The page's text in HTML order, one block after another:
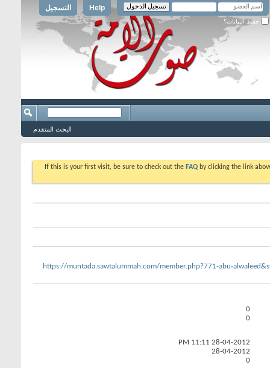
التسجيل Help
حفظ البيانات؟
البحث المتقدم
If this is your first visit, be sure to check out the FAQ by clicking the link
https://muntada.sawtalummah.com/member.php?771-abu-
0
0
28-04-2012
11:11 PM
28-04-2012
0